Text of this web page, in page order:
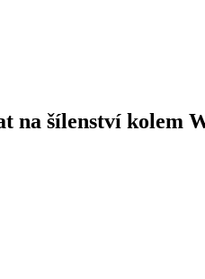
na šílenství kolem